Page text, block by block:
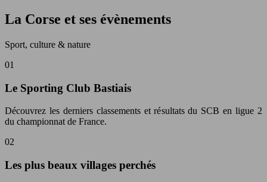
La Corse et ses évènements
Sport, culture & nature
01
Le Sporting Club Bastiais
Découvrez les derniers classements et résultats du SCB en ligue 2
du championnat de France.
02
Les plus beaux villages perchés